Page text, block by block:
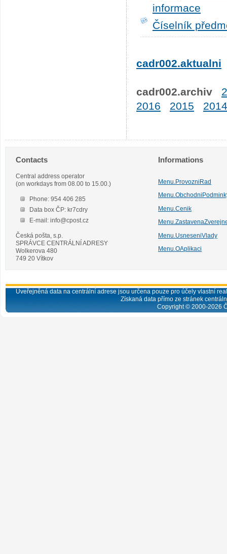
informace
Číselník
cadr002.aktualni
cadr002.archiv
2016
2015 2014
Contacts
Central address operator
(on workdays from 08.00 to 15.00.)
Phone: 954 406 285
Data box ČP: kr7cdry
E-mail: info@cpost.cz
Česká pošta, s.p.
SPRÁVCE CENTRÁLNÍ ADRESY
Wolkerova 480
749 20 Vítkov
Informations
Menu.ProvozniRad
Menu.Cenik
Menu.UsneseniVlady
Menu.OAplikaci
Uveřejněná data na centrální adrese jsou určena pouze pro účely vlastní
Získaná data přímo ze stránek
Copyright © 2000-2026